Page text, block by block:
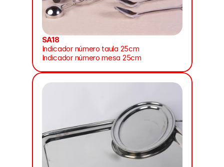
SA18
Indicador número taula 25cm
Indicador número mesa 25cm